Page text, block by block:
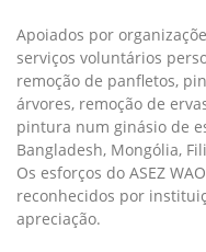
Apoiados por
serviços voluntários
remoção de panfletos,
árvores, remoção de
pintura num ginásio de
Bangladesh, Mongólia,
Os esforços do ASEZ
reconhecidos por
apreciação.